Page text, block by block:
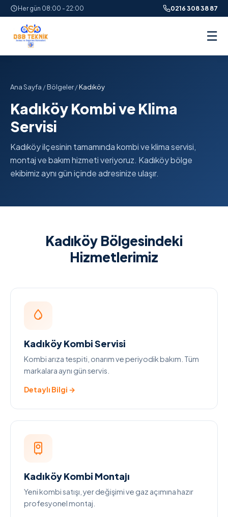
Her gün 08:00 - 22:00 0216 308 38 87
☰
Ana Sayfa /Bölgeler/Kadıköy
Kadıköy Kombi ve Klima
Servisi
Kadıköy ilçesinin tamamında kombi ve klima servisi,
montaj ve bakım hizmeti veriyoruz. Kadıköy bölge
ekibimiz aynı gün içinde adresinize ulaşır.
Kadıköy Bölgesindeki
Hizmetlerimiz
Kadıköy Kombi Servisi
Kombi arıza tespiti, onarım ve periyodik bakım. Tüm
markalara aynı gün servis.
Detaylı Bilgi →
Kadıköy Kombi Montajı
Yeni kombi satışı, yer değişimi ve gaz açımına hazır
profesyonel montaj.